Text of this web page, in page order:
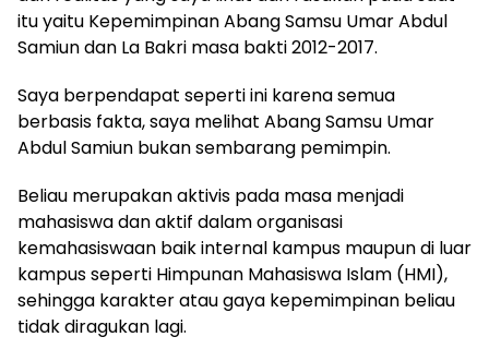
itu yaitu Kepemimpinan Abang Samsu Umar Abdul
Samiun dan La Bakri masa bakti 2012-2017.
Saya berpendapat seperti ini karena semua
berbasis fakta, saya melihat Abang Samsu Umar
Abdul Samiun bukan sembarang pemimpin.
Beliau merupakan aktivis pada masa menjadi
mahasiswa dan aktif dalam organisasi
kemahasiswaan baik internal kampus maupun di luar
kampus seperti Himpunan Mahasiswa Islam (HMI),
sehingga karakter atau gaya kepemimpinan beliau
tidak diragukan lagi.